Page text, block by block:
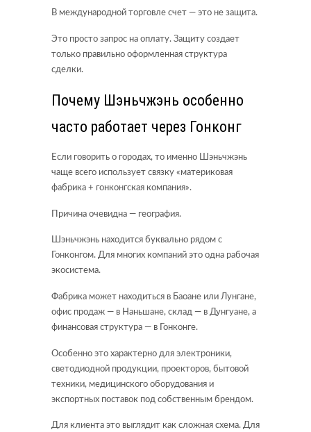
В международной торговле счет — это не защита.
Это просто запрос на оплату. Защиту создает
только правильно оформленная структура
сделки.
Почему Шэньчжэнь особенно
часто работает через Гонконг
Если говорить о городах, то именно Шэньчжэнь
чаще всего использует связку «материковая
фабрика + гонконгская компания».
Причина очевидна — география.
Шэньчжэнь находится буквально рядом с
Гонконгом. Для многих компаний это одна рабочая
экосистема.
Фабрика может находиться в Баоане или Лунгане,
офис продаж — в Наньшане, склад — в Дунгуане, а
финансовая структура — в Гонконге.
Особенно это характерно для электроники,
светодиодной продукции, проекторов, бытовой
техники, медицинского оборудования и
экспортных поставок под собственным брендом.
Для клиента это выглядит как сложная схема. Для